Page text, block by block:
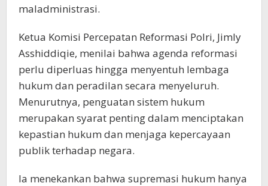
maladministrasi.
Ketua Komisi Percepatan Reformasi Polri, Jimly
Asshiddiqie, menilai bahwa agenda reformasi
perlu diperluas hingga menyentuh lembaga
hukum dan peradilan secara menyeluruh.
Menurutnya, penguatan sistem hukum
merupakan syarat penting dalam menciptakan
kepastian hukum dan menjaga kepercayaan
publik terhadap negara.
Ia menekankan bahwa supremasi hukum hanya